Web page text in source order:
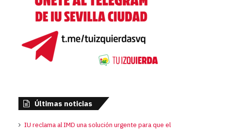
Últimas noticias
IU reclama al IMD una solución urgente para que el